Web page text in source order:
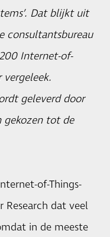
Dat blijkt uit
consultantsbureau
Internet-of-
vergeleek.
geleverd door
gekozen tot de
of-Things-
dat veel
in de meeste